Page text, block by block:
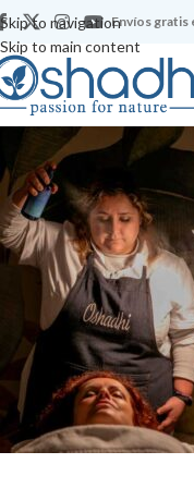
Skip to navigation
Skip to main content
Envíos gratis